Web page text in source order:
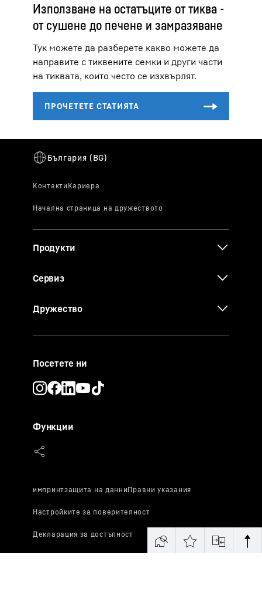
Използване на остатъците от тиква -
от сушене до печене и замразяване
Тук можете да разберете какво можете да
направите с тиквените семки и други части
на тиквата, които често се изхвърлят.
Продукти
Сервиз
Дружество
Посетете ни
Функции